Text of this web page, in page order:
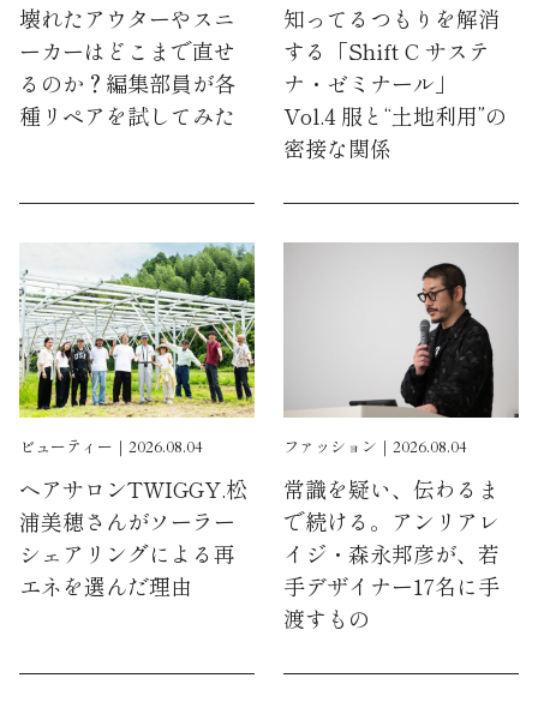
壊れたアウターやスニ
ーカーはどこまで直せ
るのか？編集部員が各
種リペアを試してみた
知ってるつもりを解消
する「Shift C サステ
ナ・ゼミナール」
Vol.4 服と“土地利用”の
密接な関係
ビューティー｜2026.08.04
ヘアサロンTWIGGY.松
浦美穂さんがソーラー
シェアリングによる再
エネを選んだ理由
ファッション｜2026.08.04
常識を疑い、伝わるま
で続ける。アンリアレ
イジ・森永邦彦が、若
手デザイナー17名に手
渡すもの